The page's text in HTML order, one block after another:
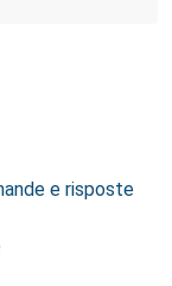
e risposte